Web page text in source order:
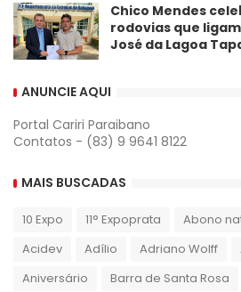
Chico Mendes
rodovias que
José da Lagoa
ANUNCIE AQUI
Portal Cariri Paraibano
Contatos - (83) 9 9641 8122
MAIS BUSCADAS
10 Expo 11° Expoprata Abono
Acidev
Adílio Adriano Wolff
Aniversário
Barra de Santa Rosa